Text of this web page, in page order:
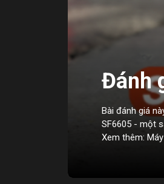
Đánh
Bài đánh giá
SF6605 - một
Xem thêm: